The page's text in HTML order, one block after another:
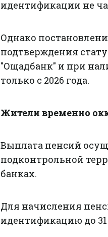
идентификации не
Однако
подтверждения
"Ощадбанк" и при
только с 2026 года.
Жители временно
Выплата пенсий
подконтрольной
банках.
Для начисления
идентификацию до 31